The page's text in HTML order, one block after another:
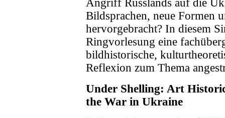
Angriff Russlands auf die
Bildsprachen, neue Formen
hervorgebracht? In diesem
Ringvorlesung eine
bildhistorische,
Reflexion zum Thema
Under Shelling: Art
the War in Ukraine